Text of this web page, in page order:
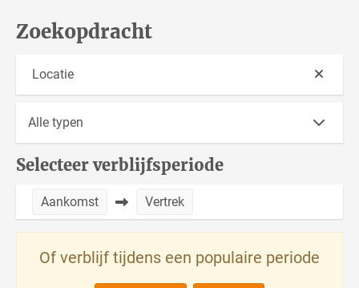
Zoekopdracht
Locatie
Selecteer verblijfsperiode
Aankomst Vertrek
Of verblijf tijdens een populaire periode